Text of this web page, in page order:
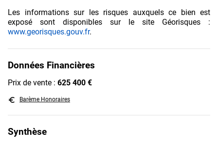
Les informations sur les risques auxquels ce bien est
exposé sont disponibles sur le site Géorisques :
www.georisques.gouv.fr.
Données Financières
Prix de vente : 625 400 €
euro_symbol Barème Honoraires
Synthèse